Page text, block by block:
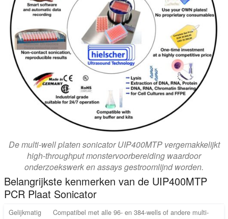
De multi-well platen sonicator UIP400MTP vergemakkelijkt
high-throughput monstervoorbereiding waardoor
onderzoekswerk en assays gestroomlijnd worden.
Belangrijkste kenmerken van de UIP400MTP
PCR Plaat Sonicator
Gelijkmatig
Compatibel met alle 96- en 384-wells of andere multi-